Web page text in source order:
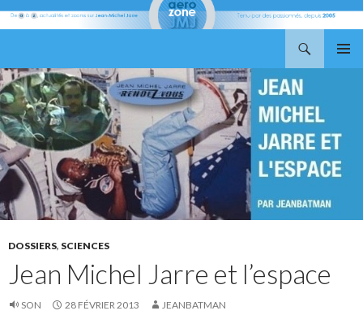
AU
CONTENU
DOSSIERS, SCIENCES
Jean Michel Jarre et l’espace
SON 28 FÉVRIER 2013 JEANBATMAN